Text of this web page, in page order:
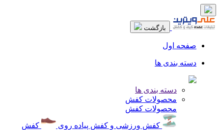
بازگشت
صفحه اول
دسته بندی ها
دسته بندی ها
محصولات کفش
محصولات کفش
کفش ورزشی و کفش پیاده روی
کفش